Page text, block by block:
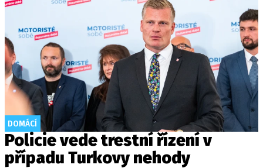
DOMÁCÍ
Policie vede trestní řízení v
případu Turkovy nehody